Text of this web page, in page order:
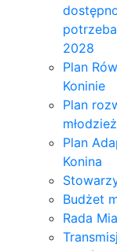
2028
Plan
Koninie
Plan
Plan
Konina
Budżet
Rada